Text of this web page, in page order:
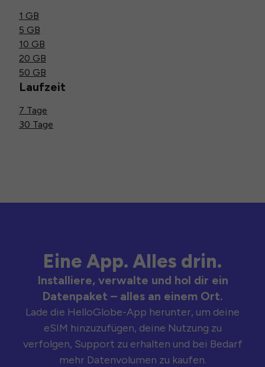
1 GB
5 GB
10 GB
20 GB
50 GB
Laufzeit
7 Tage
30 Tage
Eine App. Alles drin.
Installiere, verwalte und hol dir ein
Datenpaket – alles an einem Ort.
Lade die HelloGlobe-App herunter, um deine
eSIM hinzuzufügen, deine Nutzung zu
verfolgen, Support zu erhalten und bei Bedarf
mehr Datenvolumen zu kaufen.